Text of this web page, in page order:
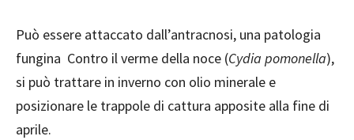
Può essere attaccato dall’antracnosi, una patologia
fungina Contro il verme della noce (Cydia pomonella),
si può trattare in inverno con olio minerale e
posizionare le trappole di cattura apposite alla fine di
aprile.